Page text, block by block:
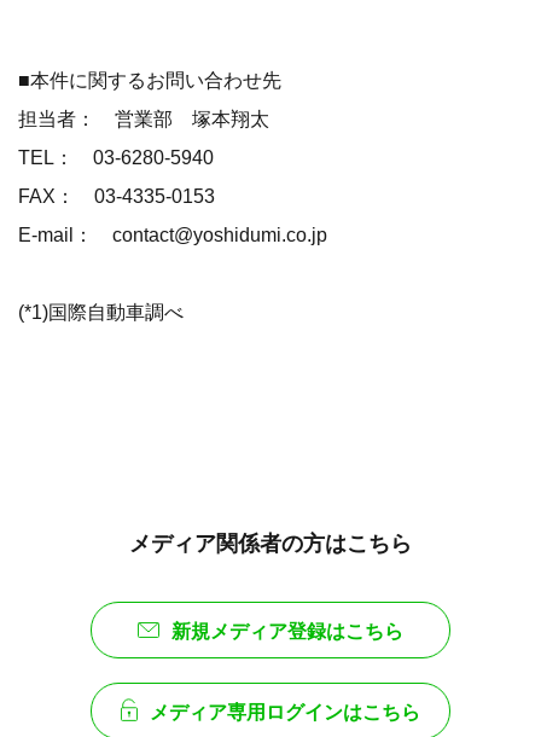
■本件に関するお問い合わせ先
担当者： 営業部 塚本翔太
TEL： 03-6280-5940
FAX： 03-4335-0153
E-mail： contact@yoshidumi.co.jp
(*1)国際自動車調べ
メディア関係者の方はこちら
新規メディア登録はこちら
メディア専用ログインはこちら